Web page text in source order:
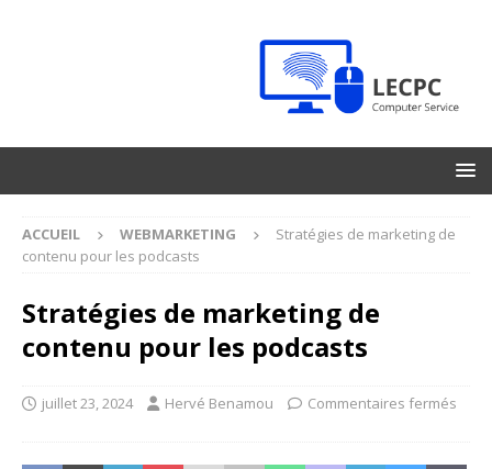
ACCUEIL WEBMARKETING
Stratégies de marketing de
contenu pour les podcasts
Stratégies de marketing de
contenu pour les podcasts
juillet 23, 2024 Hervé Benamou Commentaires fermés